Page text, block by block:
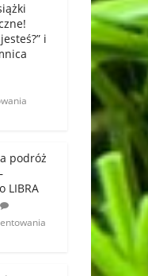
i
podróż
LIBRA